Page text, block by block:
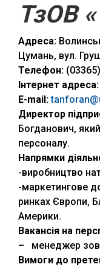
ТзОВ
Адреса:
Цумань, вул.
Телефон:
Інтернет адреса:
E-mail :
Директор
Богданович,
персоналу.
Напрямки
-виробництво
-маркетингове
ринках Європи,
Америки.
Вакансія на
– менеджер
Вимоги до